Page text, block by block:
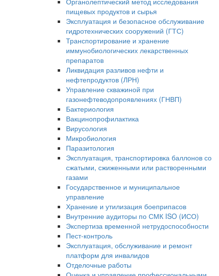
пищевых продуктов и сырья
Эксплуатация и безопасное обслуживание
гидротехнических сооружений (ГТС)
Транспортирование и хранение
иммунобиологических лекарственных
препаратов
Ликвидация разливов нефти и
нефтепродуктов (ЛРН)
Управление скважиной при
газонефтеводопроявлениях (ГНВП)
Бактериология
Вакцинопрофилактика
Вирусология
Микробиология
Паразитология
Эксплуатация, транспортировка баллонов со
сжатыми, сжиженными или растворенными
газами
Государственное и муниципальное
управление
Хранение и утилизация боеприпасов
Внутренние аудиторы по СМК ISO (ИСО)
Экспертиза временной нетрудоспособности
Пест-контроль
Эксплуатация, обслуживание и ремонт
платформ для инвалидов
Отделочные работы